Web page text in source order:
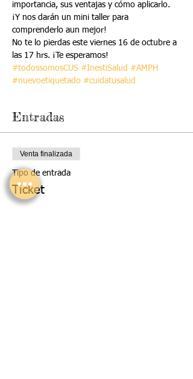
importancia, sus ventajas y cómo aplicarlo.
¡Y nos darán un mini taller para
comprenderlo aun mejor!
No te lo pierdas este viernes 16 de octubre a
las 17 hrs. ¡Te esperamos!
#todossomosCUS #InestiSalud #AMPH
#nuevoetiquetado #cuidatusalud
Entradas
Venta finalizada
Tipo de entrada
Ticket